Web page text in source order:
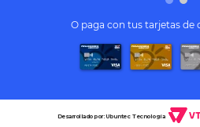
O paga con tus tarjetas de
Desarrollado por: UbuntecTecnología